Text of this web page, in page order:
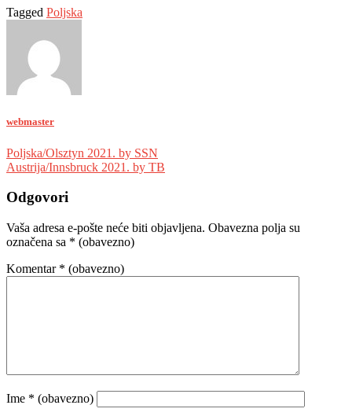
Tagged Poljska
webmaster
Navigacija
objava
Poljska/Olsztyn 2021. by SSN
Austrija/Innsbruck 2021. by TB
Odgovori
Vaša adresa e-pošte neće biti objavljena. Obavezna polja su
označena sa * (obavezno)
Komentar * (obavezno)
Ime * (obavezno)